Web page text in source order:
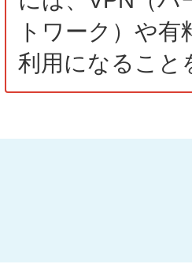
トワーク）や
利用になること